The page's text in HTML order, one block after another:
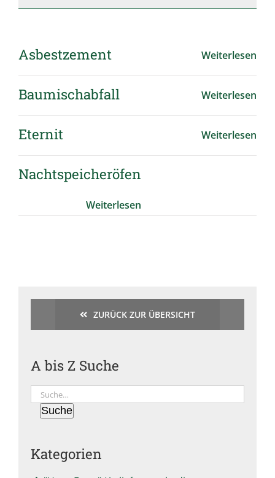
Asbestzement Weiterlesen
Baumischabfall Weiterlesen
Eternit Weiterlesen
Nachtspeicheröfen
Weiterlesen
ZURÜCK ZUR ÜBERSICHT
A bis Z Suche
Suche
Kategorien